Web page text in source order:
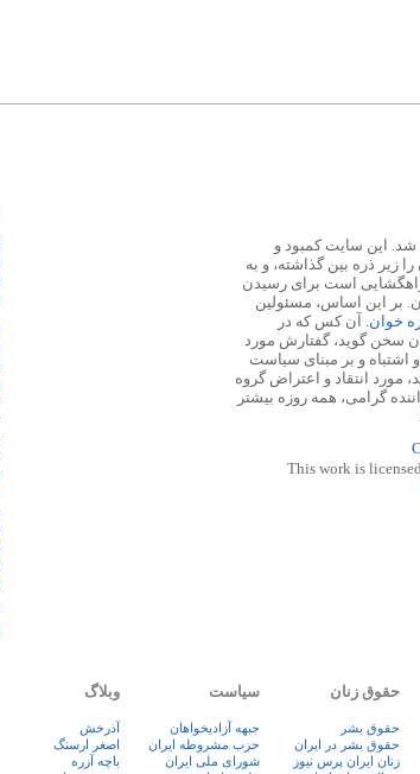
۱۳۸۷ پایه گذاری شد. این سایت کمبود و
زیر ذره بین گذاشته، و به
است برای رسیدن
بر این اساس، مسئولین
خوان. آن کس که در
سخن گوید، گفتارش مورد
اشتباه و بر مبنای سیاست
مورد انتقاد و اعتراض گروه
گرامی، همه روزه بیشتر
This work is
حقوق زنان
حقوق بشر
حقوق بشر در ایران
زنان ايران پرس نيوز
سیاست
جبهه آزادیخواهان
حزب مشروطه ایران
شورای ملی ایران
وبلاگ
آذرخش
اصغر ارسنگ
باچه آزره